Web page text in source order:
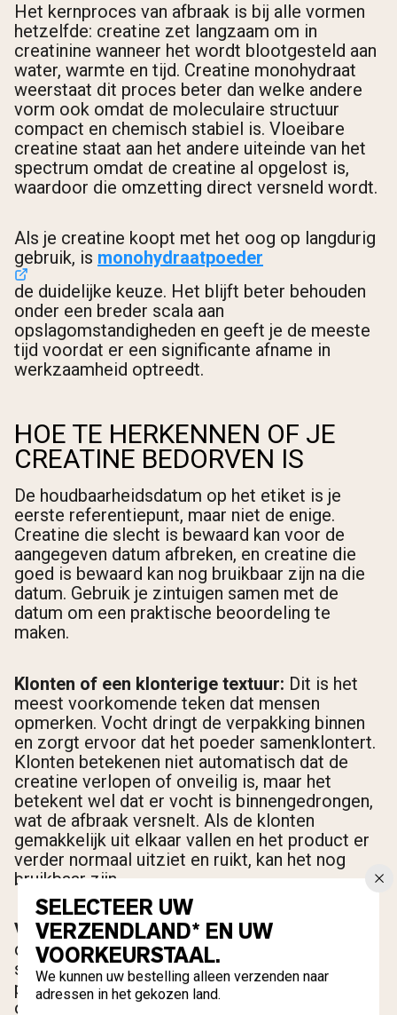
Het kernproces van afbraak is bij alle vormen
hetzelfde: creatine zet langzaam om in
creatinine wanneer het wordt blootgesteld aan
water, warmte en tijd. Creatine monohydraat
weerstaat dit proces beter dan welke andere
vorm ook omdat de moleculaire structuur
compact en chemisch stabiel is. Vloeibare
creatine staat aan het andere uiteinde van het
spectrum omdat de creatine al opgelost is,
waardoor die omzetting direct versneld wordt.
Als je creatine koopt met het oog op langdurig
gebruik, is monohydraatpoeder
de duidelijke keuze. Het blijft beter behouden
onder een breder scala aan
opslagomstandigheden en geeft je de meeste
tijd voordat er een significante afname in
werkzaamheid optreedt.
HOE TE HERKENNEN OF JE
CREATINE BEDORVEN IS
De houdbaarheidsdatum op het etiket is je
eerste referentiepunt, maar niet de enige.
Creatine die slecht is bewaard kan voor de
aangegeven datum afbreken, en creatine die
goed is bewaard kan nog bruikbaar zijn na die
datum. Gebruik je zintuigen samen met de
datum om een praktische beoordeling te
maken.
Klonten of een klonterige textuur: Dit is het
meest voorkomende teken dat mensen
opmerken. Vocht dringt de verpakking binnen
en zorgt ervoor dat het poeder samenklontert.
Klonten betekenen niet automatisch dat de
creatine verlopen of onveilig is, maar het
betekent wel dat er vocht is binnengedrongen,
wat de afbraak versnelt. Als de klonten
gemakkelijk uit elkaar vallen en het product er
verder normaal uitziet en ruikt, kan het nog
bruikbaar zijn.
Vervelende of ongebruikelijke geur:
creatine monohydraat is vrijwel geurloos, met
slechts een zeer lichte neutrale geur. Als je de
pot opent en een visachtige, ammoniakachtige
of anderszins onaangename geur ruikt, is dat
SELECTEER UW
VERZENDLAND* EN UW
VOORKEURSTAAL.
We kunnen uw bestelling alleen verzenden naar
adressen in het gekozen land.